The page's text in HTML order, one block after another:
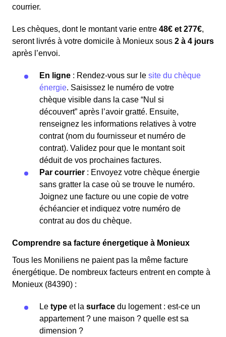
courrier.
Les chèques, dont le montant varie entre 48€ et 277€,
seront livrés à votre domicile à Monieux sous 2 à 4 jours
après l’envoi.
En ligne : Rendez-vous sur le site du chèque
énergie. Saisissez le numéro de votre
chèque visible dans la case “Nul si
découvert” après l’avoir gratté. Ensuite,
renseignez les informations relatives à votre
contrat (nom du fournisseur et numéro de
contrat). Validez pour que le montant soit
déduit de vos prochaines factures.
Par courrier : Envoyez votre chèque énergie
sans gratter la case où se trouve le numéro.
Joignez une facture ou une copie de votre
échéancier et indiquez votre numéro de
contrat au dos du chèque.
Comprendre sa facture énergetique à Monieux
Tous les Moniliens ne paient pas la même facture
énergétique. De nombreux facteurs entrent en compte à
Monieux (84390) :
Le type et la surface du logement : est-ce un
appartement ? une maison ? quelle est sa
dimension ?